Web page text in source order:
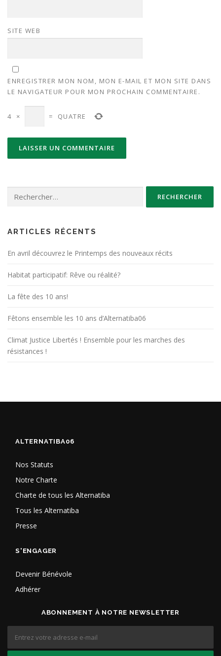
SITE WEB
ENREGISTRER MON NOM, MON E-MAIL ET MON SITE DANS
LE NAVIGATEUR POUR MON PROCHAIN COMMENTAIRE.
4 × = QUATRE
ARTICLES RÉCENTS
En avril découvrez le Printemps des nouveaux récits
Habitat participatif: Rêve ou réalité?
La fête des 10 ans!
Fêtons ensemble les 10 ans d’Alternatiba06
Climat Justice Libertés ! Ensemble pour les marches des
résistances !
ALTERNATIBA06
Nos Statuts
Notre Charte
Charte de tous les Alternatiba
Tous les Alternatiba
Presse
S'ENGAGER
Devenir Bénévole
Adhérer
ABONNEMENT À NOTRE NEWSLETTER